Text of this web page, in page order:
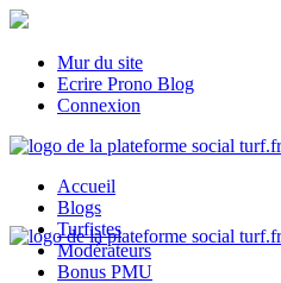
Mur du site
Ecrire Prono Blog
Connexion
Accueil
Blogs
Turfistes
Modérateurs
Bonus PMU